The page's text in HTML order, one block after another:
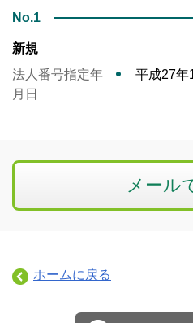
No.1
新規
法人番号指定年
月日
平成27年
メール
ホームに戻る